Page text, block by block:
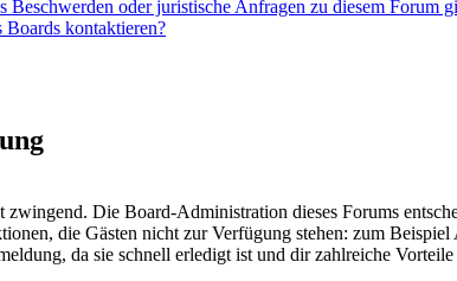
oder juristische Anfragen zu diesem Forum
kontaktieren?
Die Board-Administration dieses Forums
die Gästen nicht zur Verfügung stehen: zum
da sie schnell erledigt ist und dir zahlreiche Vorteile